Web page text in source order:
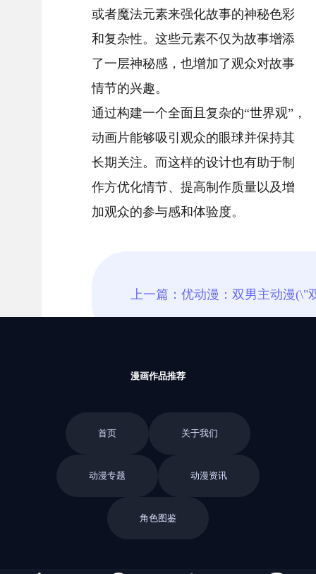
或者魔法元素来强化故事的神秘色彩
和复杂性。这些元素不仅为故事增添
了一层神秘感，也增加了观众对故事
情节的兴趣。
通过构建一个全面且复杂的“世界观”，
动画片能够吸引观众的眼球并保持其
长期关注。而这样的设计也有助于制
作方优化情节、提高制作质量以及增
加观众的参与感和体验度。
返回栏目
漫画作品推荐
首页 关于我们
动漫专题 动漫资讯
角色图鉴